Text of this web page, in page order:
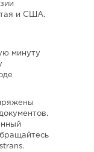
и США.
минуту